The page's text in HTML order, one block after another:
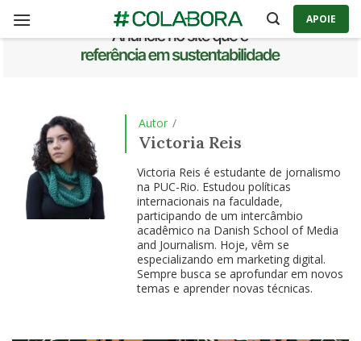
APOIE
Autor /
Victoria Reis
Victoria Reis é estudante de jornalismo
na PUC-Rio. Estudou políticas
internacionais na faculdade,
participando de um intercâmbio
acadêmico na Danish School of Media
and Journalism. Hoje, vêm se
especializando em marketing digital.
Sempre busca se aprofundar em novos
temas e aprender novas técnicas.